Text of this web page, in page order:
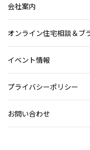
会社案内
オンライン住宅相談＆ブ
イベント情報
プライバシーポリシー
お問い合わせ